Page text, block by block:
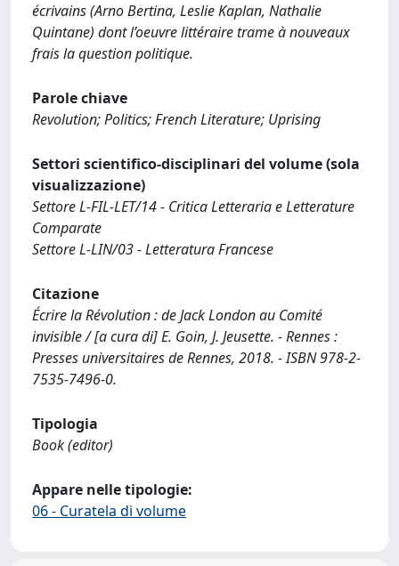
écrivains (Arno Bertina, Leslie Kaplan, Nathalie
Quintane) dont l’oeuvre littéraire trame à nouveaux
frais la question politique.
Parole chiave
Revolution; Politics; French Literature; Uprising
Settori scientifico-disciplinari del volume (sola
visualizzazione)
Settore L-FIL-LET/14 - Critica Letteraria e Letterature
Comparate
Settore L-LIN/03 - Letteratura Francese
Citazione
Écrire la Révolution : de Jack London au Comité
invisible / [a cura di] E. Goin, J. Jeusette. - Rennes :
Presses universitaires de Rennes, 2018. - ISBN 978-2-
7535-7496-0.
Tipologia
Book (editor)
Appare nelle tipologie:
06 - Curatela di volume